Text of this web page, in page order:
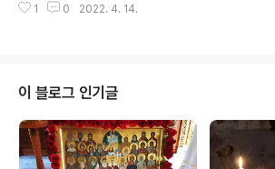
신성한 곳이다. 또한 이곳은 하느님의 옥좌가 있는 곳이다.
자 성 요한에게 붙여진 이름들을 성서에서 살펴자. 훌륭한
언자 - "너희는 무엇을 보러 나갔더냐? 그렇다! 그런데 사
실은 예언자보다 더 훌륭한 사람을 보았다. 모든 예언서와
율법은 요한의 날까지를 가르치고 예언하였다."(마태오 11,
7~13 참조) 엘리야 - "너희가 그 예언을 받아 들인다면 다
시 오기로 된 엘리야가 바로 그 요한임을 알 것이다.” (마
1 0 2022. 4. 14.
이 블로그 인기글